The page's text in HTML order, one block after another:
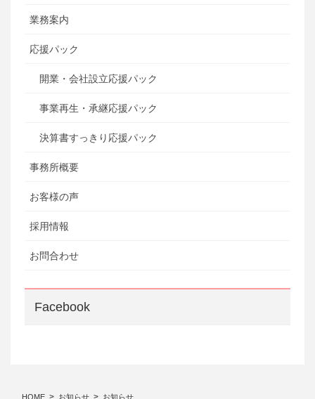
業務案内
応援パック
開業・会社設立応援パック
事業再生・承継応援パック
決算書すっきり応援パック
事務所概要
お客様の声
採用情報
お問合わせ
Facebook
HOME お知らせ お知らせ